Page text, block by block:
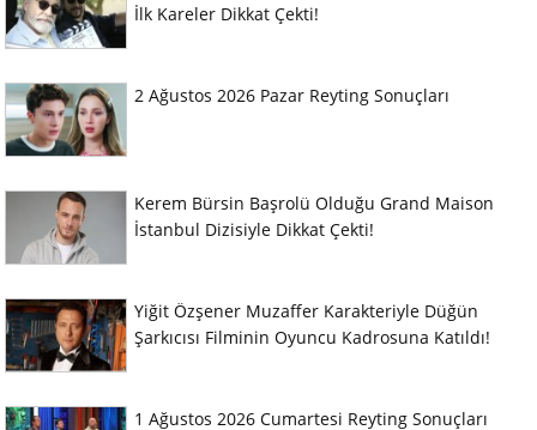
İlk Kareler Dikkat Çekti!
2 Ağustos 2026 Pazar Reyting Sonuçları
Kerem Bürsin Başrolü Olduğu Grand Maison
İstanbul Dizisiyle Dikkat Çekti!
Yiğit Özşener Muzaffer Karakteriyle Düğün
Şarkıcısı Filminin Oyuncu Kadrosuna Katıldı!
1 Ağustos 2026 Cumartesi Reyting Sonuçları